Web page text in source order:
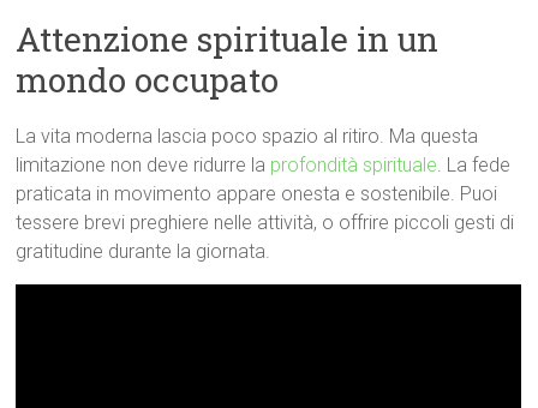
Attenzione spirituale in un
mondo occupato
La vita moderna lascia poco spazio al ritiro. Ma questa
limitazione non deve ridurre la profondità spirituale. La fede
praticata in movimento appare onesta e sostenibile. Puoi
tessere brevi preghiere nelle attività, o offrire piccoli gesti di
gratitudine durante la giornata.